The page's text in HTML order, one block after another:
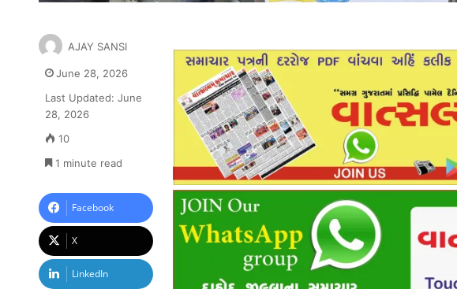
AJAY SANSI
June 28, 2026
Last Updated: June
28, 2026
10
1 minute read
Facebook
X
LinkedIn